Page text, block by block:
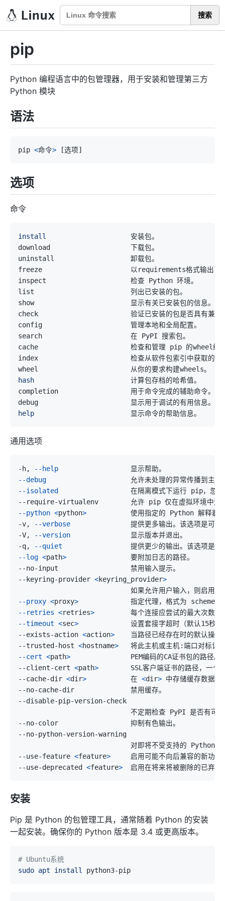
搜索
pip
Python 编程语言中的包管理器，用于安装和管理第三方
Python 模块
语法
pip <命令> [选项]
选项
命令
install
hash
help
通用选项
-h, --help
--debug
--isolated
--python <python>
-v,
--verbose
-V,
--version
-q,
--quiet
--log <path>
--keyring-provider <keyring_provider>
如果允许用户输入，则启用通
--proxy <proxy>
指定代理，格式为
--retries <retries>
--timeout <sec>
--exists-action <action>
当路径已经存在时的默认操作
--trusted-host <hostname>
--cert <path>
PEM编码的CA证书包的路径。
--client-cert <path>
--cache-dir <dir>
           在
<dir>
--use-feature <feature>
--use-deprecated <feature>
安装
Pip 是 Python 的包管理工具，通常随着 Python 的安装
一起安装。确保你的 Python 版本是 3.4 或更高版本。
# Ubuntu系统
sudo apt install